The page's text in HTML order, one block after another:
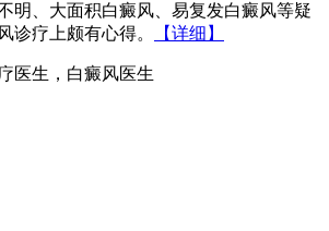
明、大面积白癜风、易复发白癜风等疑
诊疗上颇有心得。
【详细】
医生，白癜风医生